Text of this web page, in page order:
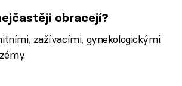
obracejí?
zažívacími, gynekologickými